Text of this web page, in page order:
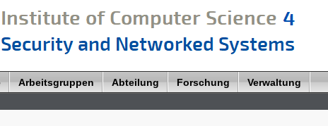
Arbeitsgruppen Abteilung Forschung Verwaltung